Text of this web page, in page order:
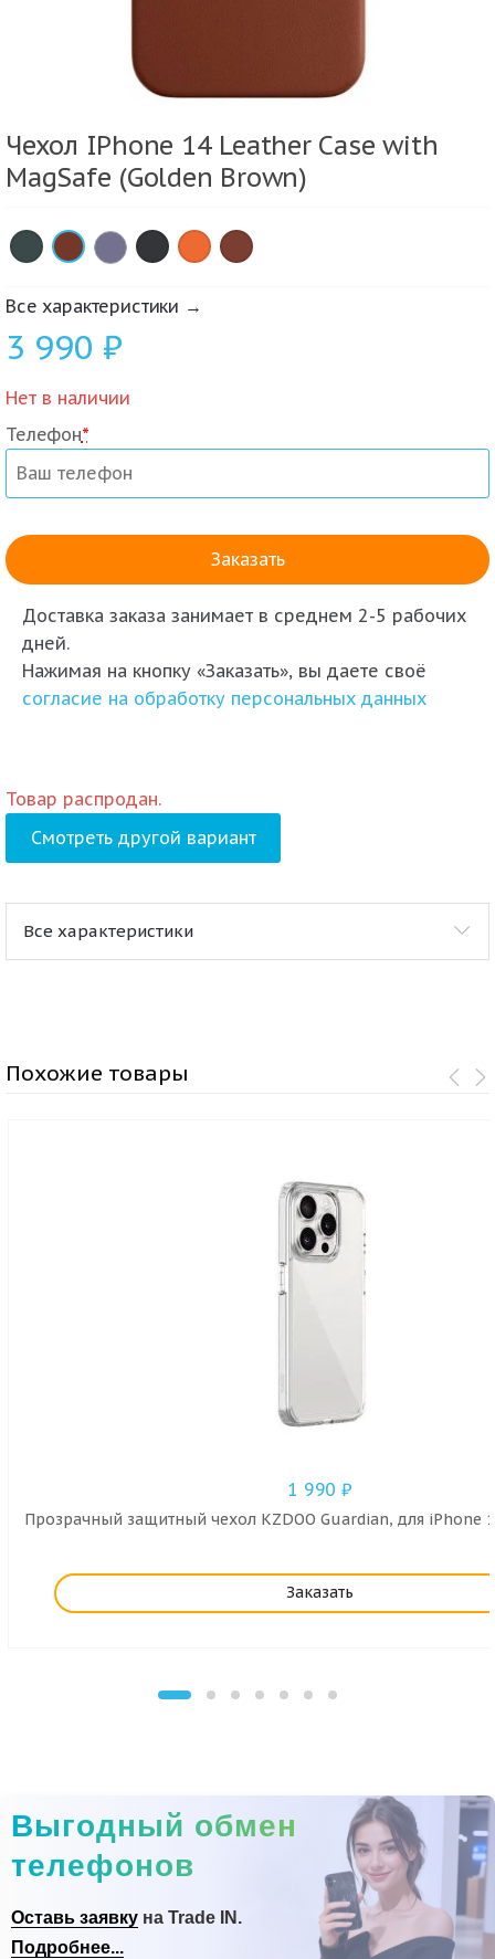
Чехол IPhone 14 Leather Case with
MagSafe (Golden Brown)
× × × × ×
Все характеристики →
3 990 ₽
Нет в наличии
Телефон*
Доставка заказа занимает в среднем 2-5 рабочих
дней.
Нажимая на кнопку «Заказать», вы даете своё
согласие на обработку персональных данных
Товар распродан.
Смотреть другой вариант
Все характеристики
Похожие товары
1 990₽
Прозрачный защитный чехол KZDOO Guardian, для iPhone
Заказать
Выгодный обмен
телефонов
Оставь заявку на Trade IN.
Подробнее...